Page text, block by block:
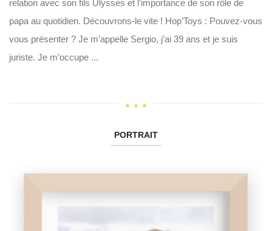
relation avec son fils Ulysses et l’importance de son rôle de
papa au quotidien. Découvrons-le vite ! Hop’Toys : Pouvez-vous
vous présenter ? Je m’appelle Sergio, j’ai 39 ans et je suis
juriste. Je m’occupe ...
PORTRAIT